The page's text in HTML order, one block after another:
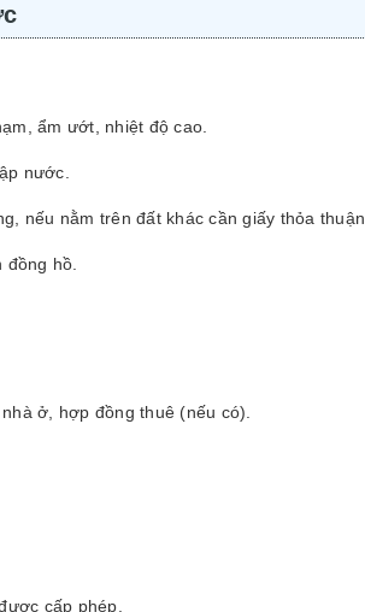
ẩm ướt, nhiệt độ cao.
nước.
nếu nằm trên đất khác cần giấy thỏa thuận.
hồ.
ở, hợp đồng thuê (nếu có).
cấp phép.